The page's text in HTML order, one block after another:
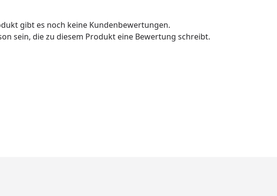
gibt es noch keine Kundenbewertungen.
sein, die zu diesem Produkt eine Bewertung schreibt.